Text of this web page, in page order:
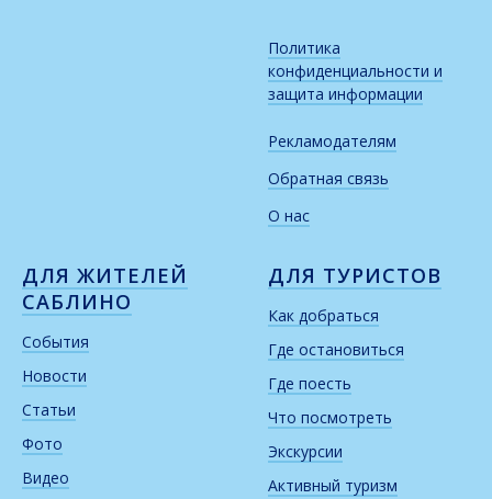
Политика
конфиденциальности и
защита информации
Рекламодателям
Обратная связь
О нас
ДЛЯ ЖИТЕЛЕЙ
САБЛИНО
События
Новости
Статьи
Фото
Видео
ДЛЯ ТУРИСТОВ
Как добраться
Где остановиться
Где поесть
Что посмотреть
Экскурсии
Активный туризм